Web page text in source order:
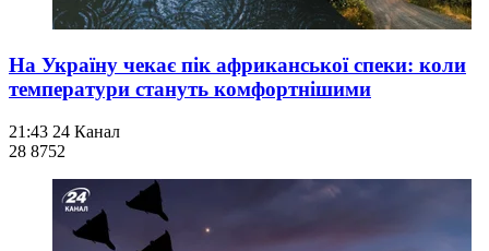
На Україну чекає пік африканської спеки: коли
температури стануть комфортнішими
21:43 24 Канал
28 8752